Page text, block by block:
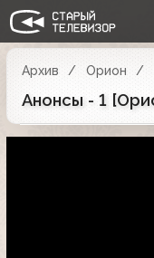
Архив Орион
Анонсы - 1